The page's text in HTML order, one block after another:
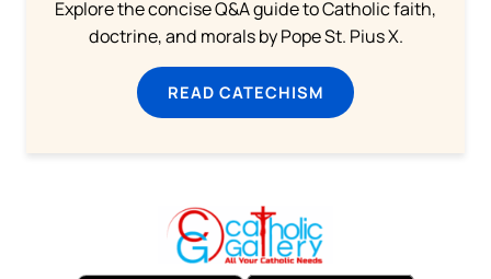
Explore the concise Q&A guide to Catholic faith,
doctrine, and morals by Pope St. Pius X.
READ CATECHISM